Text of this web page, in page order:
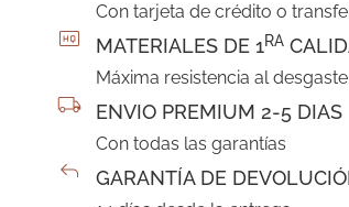
Con tarjeta de crédito o
MATERIALES DE 1RA
Máxima resistencia al desgaste
ENVIO PREMIUM 2-5 DIAS
Con todas las garantías
GARANTÍA DE